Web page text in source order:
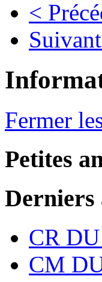
<
Fermer
Petites
Derniers
CR
CM